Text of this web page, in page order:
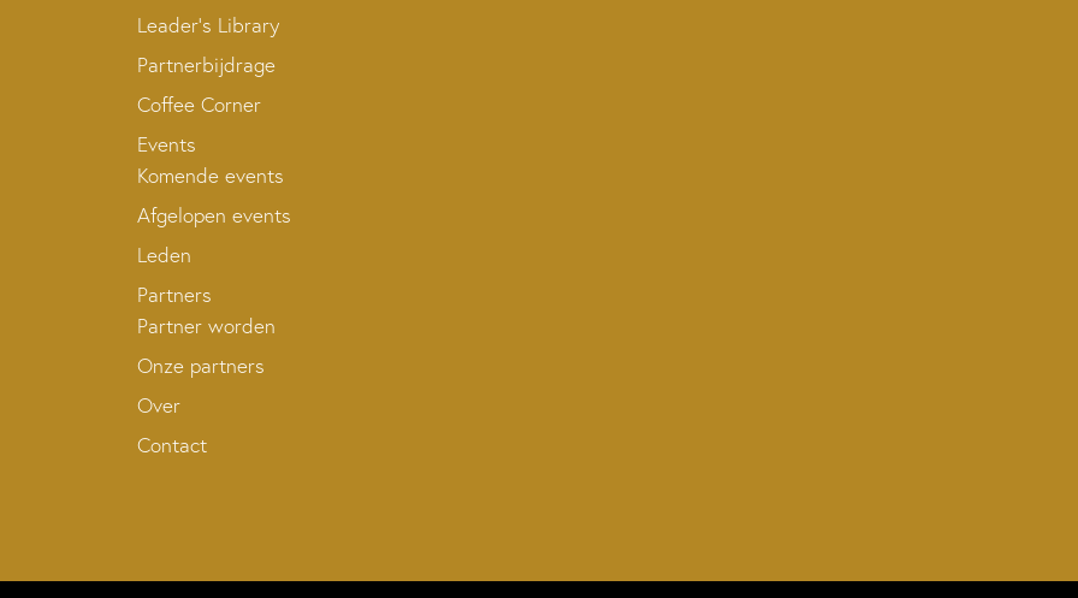
Leader’s Library
Partnerbijdrage
Coffee Corner
Events
Komende events
Afgelopen events
Leden
Partners
Partner worden
Onze partners
Over
Contact